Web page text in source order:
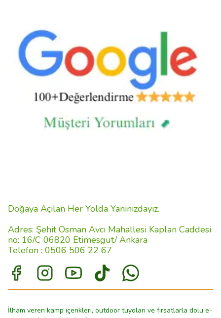
Doğaya Açılan Her Yolda Yanınızdayız.
Adres: Şehit Osman Avcı Mahallesi Kaplan Caddesi
no: 16/C 06820 Etimesgut/ Ankara
Telefon : 0506 506 22 67
İlham veren kamp içerikleri, outdoor tüyoları ve fırsatlarla dolu e-